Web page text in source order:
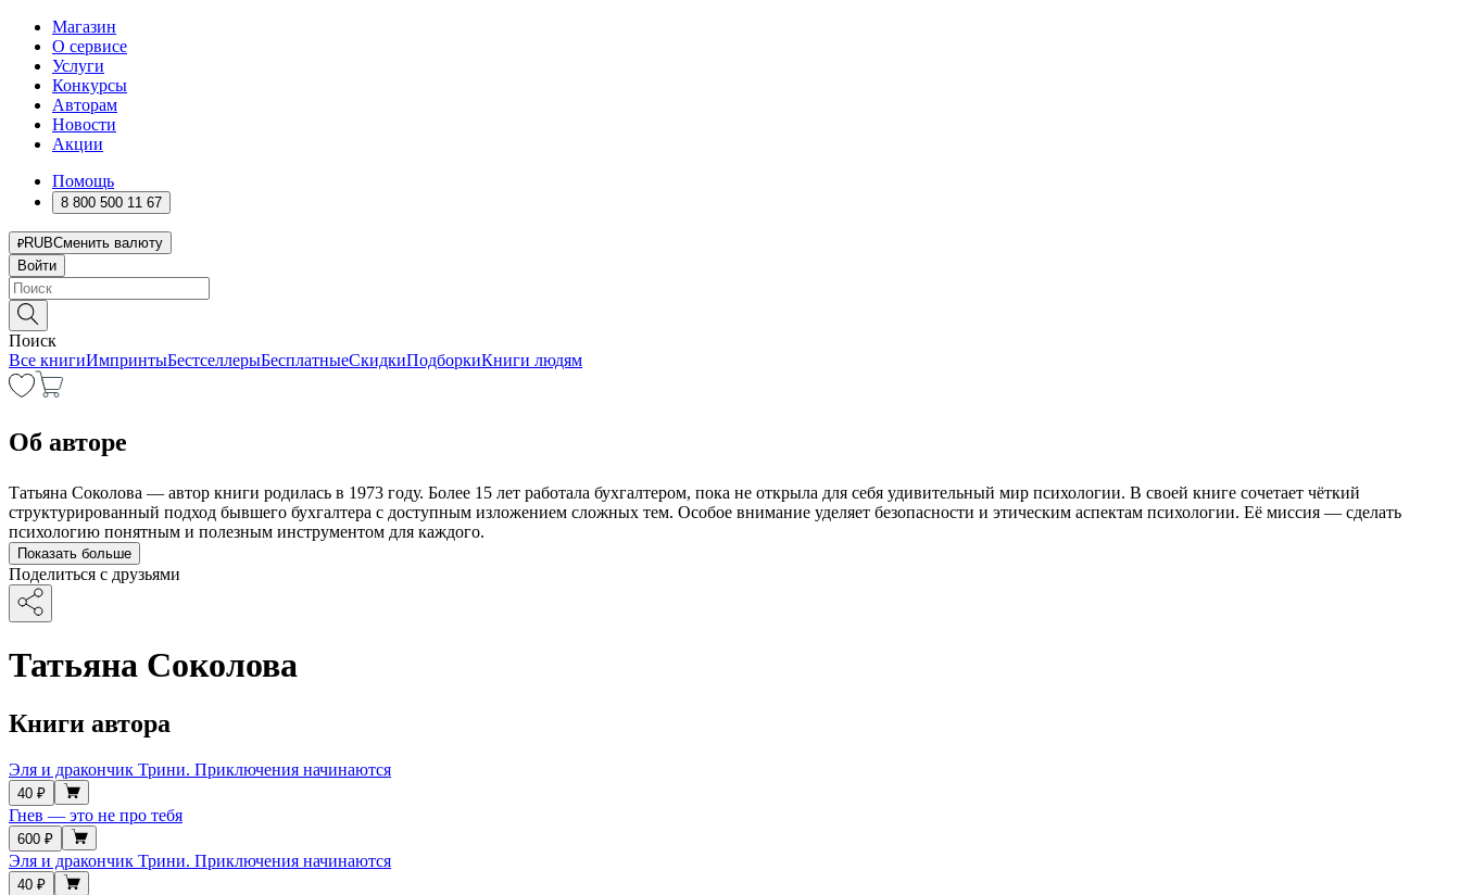
Магазин
О сервисе
Услуги
Конкурсы
Авторам
Новости
Акции
Помощь
8 800 500 11 67
RUBСменить валюту
Войти
Поиск
Все книгиИмпринтыБестселлерыБесплатныеСкидкиПодборкиКниги людям
Об авторе
Татьяна Соколова — автор книги родилась в 1973 году. Более 15 лет работала бухгалтером, пока не открыла для себя удивительный мир психологии. В своей книге сочетает чёткий
структурированный подход бывшего бухгалтера с доступным изложением сложных тем. Особое внимание уделяет безопасности и этическим аспектам психологии. Её миссия — сделать
психологию понятным и полезным инструментом для каждого.
Показать больше
Поделиться с друзьями
Татьяна Соколова
Книги автора
Эля и дракончик Трини. Приключения начинаются
40 ₽
Гнев — это не про тебя
600 ₽
Эля и дракончик Трини. Приключения начинаются
40 ₽